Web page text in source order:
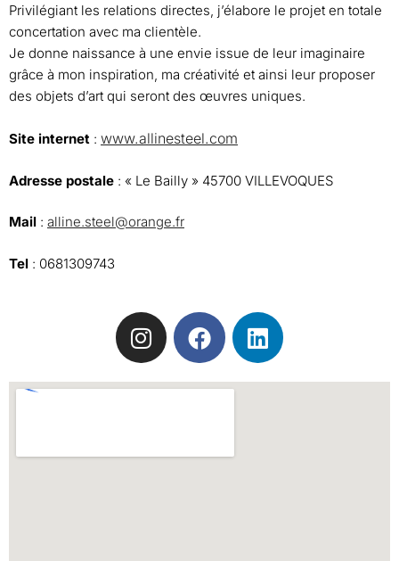
Privilégiant les relations directes, j’élabore le projet en totale
concertation avec ma clientèle.
Je donne naissance à une envie issue de leur imaginaire
grâce à mon inspiration, ma créativité et ainsi leur proposer
des objets d’art qui seront des œuvres uniques.
Site internet : www.allinesteel.com
Adresse postale : « Le Bailly » 45700 VILLEVOQUES
Mail : alline.steel@orange.fr
Tel : 0681309743